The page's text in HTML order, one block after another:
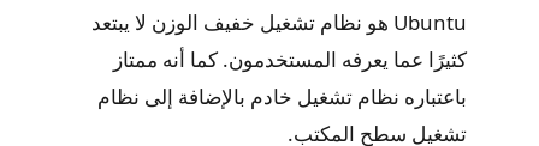
Ubuntu هو نظام تشغيل خفيف الوزن لا يبتعد
كثيرًا عما يعرفه المستخدمون. كما أنه ممتاز
باعتباره نظام تشغيل خادم بالإضافة إلى نظام
تشغيل سطح المكتب.